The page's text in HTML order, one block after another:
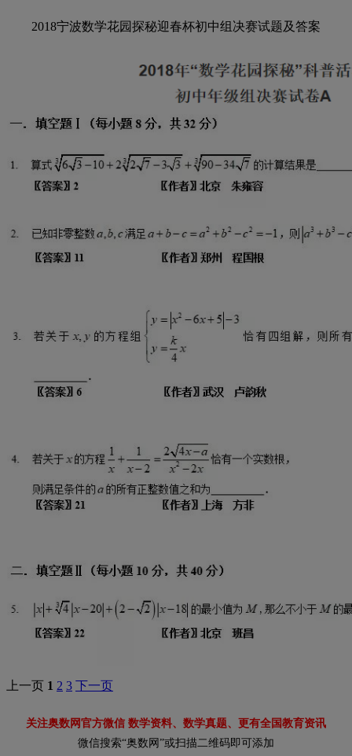
2018宁波数学花园探秘迎春杯初中组决赛试题及答案
上一页 1 2 3 下一页
关注奥数网官方微信 数学资料、数学真题、更有全国教育资讯
微信搜索“奥数网”或扫描二维码即可添加